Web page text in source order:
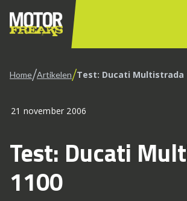
Home/Artikelen/Test: Ducati Multistrada
21 november 2006
Test: Ducati
1100